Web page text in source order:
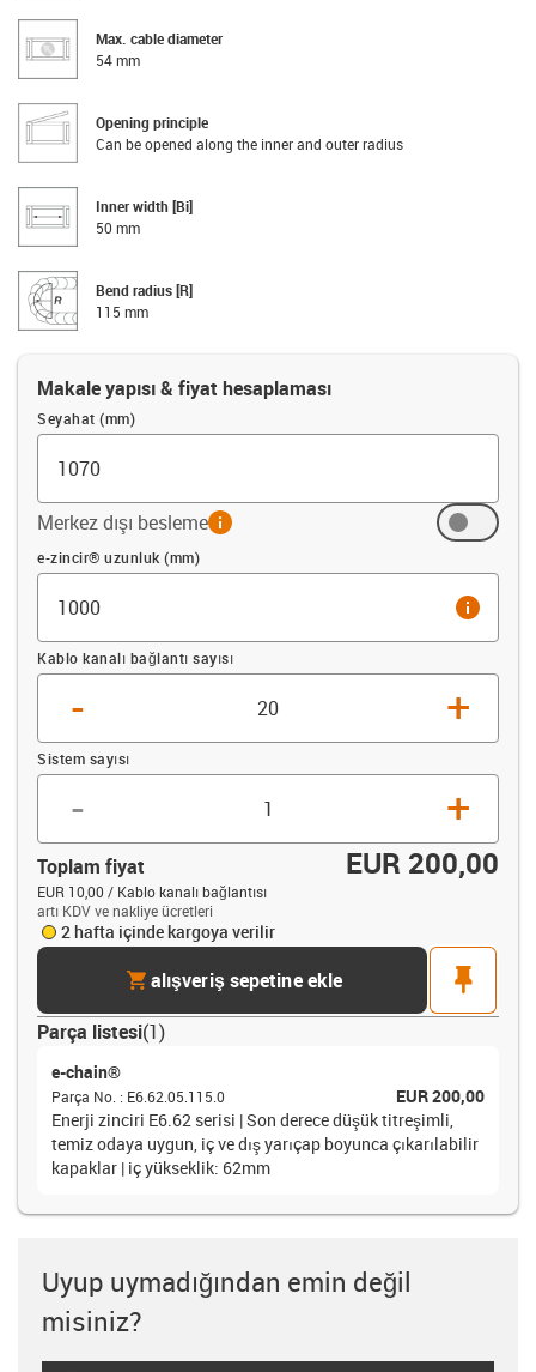
Max. cable diameter
54 mm
Opening principle
Can be opened along the inner and outer radius
Inner width [Bi]
50 mm
Bend radius [R]
115 mm
Makale yapısı & fiyat hesaplaması
Seyahat (mm)
Merkez dışı beslemeinfo
Ofset (mm)
e-zincir® uzunluk (mm)
info
Kablo kanalı bağlantı sayısı
- +
Sistem sayısı
- +
Toplam fiyat EUR 200,00
EUR 10,00 / Kablo kanalı bağlantısı
artı KDV ve nakliye ücretleri
2 hafta içinde kargoya verilir
cartalışveriş sepetine ekle
pin
Parça listesi(1)
e-chain®
Parça No. : E6.62.05.115.0
EUR 200,00
Enerji zinciri E6.62 serisi | Son derece düşük titreşimli,
temiz odaya uygun, iç ve dış yarıçap boyunca çıkarılabilir
kapaklar | iç yükseklik: 62mm
Uyup uymadığından emin değil
misiniz?